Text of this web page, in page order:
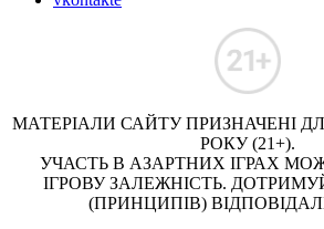
МАТЕРІАЛИ САЙТУ ПРИЗНАЧЕНІ
РОКУ (21+).
УЧАСТЬ В АЗАРТНИХ ІГРАХ
ІГРОВУ ЗАЛЕЖНІСТЬ.
(ПРИНЦИПІВ)